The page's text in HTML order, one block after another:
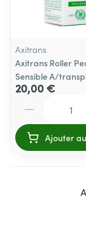
Axitrans
Axitrans Roller
Sensible A/
20,00 €
Ajouter